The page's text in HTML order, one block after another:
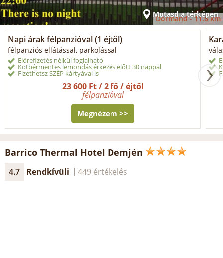
Mutasd a térképen
Dormánd -11.6 km
Napi árak félpanzióval (1 éjtől)
félpanziós ellátással, parkolással
Előrefizetés nélkül foglalható
Kötbérmentes lemondás érkezés előtt 30 nappal
Fizethetsz SZÉP kártyával is
23 600 Ft / 2 fő / éjtől
félpanzióval
Megnézem >>
Barrico Thermal Hotel Demjén
4.7 Rendkívüli 449 értékelés